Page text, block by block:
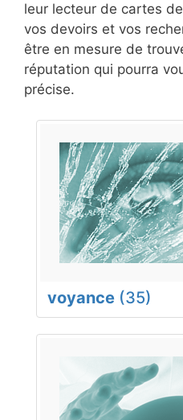
leur lecteur de cartes
vos devoirs et vos
être en mesure de
réputation qui pourra
précise.
voyance (35)